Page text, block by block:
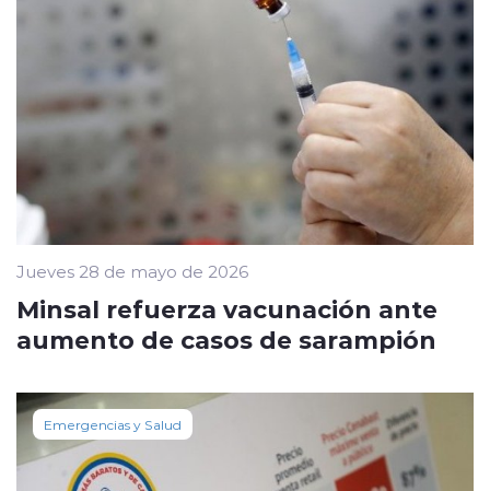
Jueves 28 de mayo de 2026
Minsal refuerza vacunación ante
aumento de casos de sarampión
Emergencias y Salud